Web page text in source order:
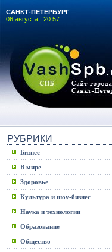
САНКТ-ПЕТЕРБУРГ
06 августа | 20:57
РУБРИКИ
Бизнес
В мире
Здоровье
Культура и шоу-бизнес
Наука и технологии
Образование
Общество